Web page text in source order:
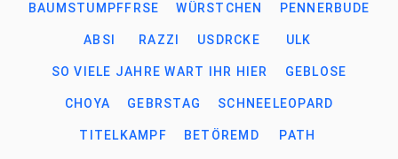
BAUMSTUMPFFRSE WÜRSTCHEN PENNERBUDE
ABSI RAZZI USDRCKE ULK
SO VIELE JAHRE WART IHR HIER GEBLOSE
CHOYA GEBRSTAG SCHNEELEOPARD
TITELKAMPF BETÖREMD PATH